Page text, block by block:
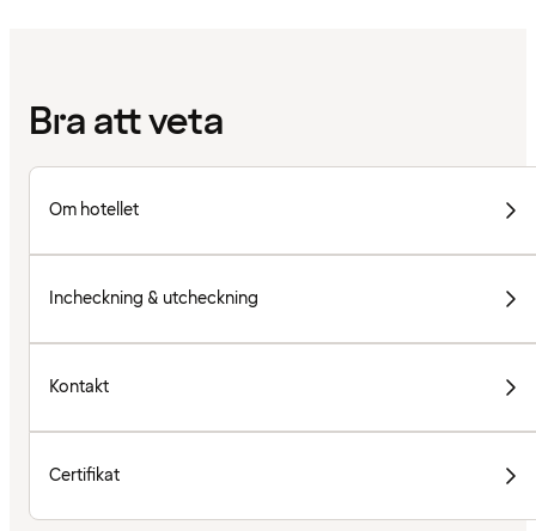
Bra att veta
Om hotellet
Incheckning & utcheckning
Kontakt
Certifikat